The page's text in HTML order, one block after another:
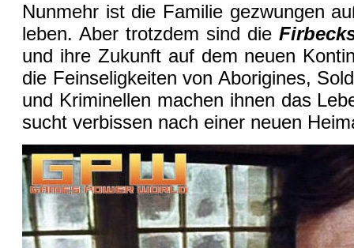
Nunmehr ist die Familie gezwungen
leben. Aber trotzdem sind die
und ihre Zukunft auf dem neuen
die Feinseligkeiten von Aborigines,
und Kriminellen machen ihnen das
sucht verbissen nach einer neuen